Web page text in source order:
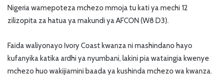
Nigeria wamepoteza mchezo mmoja tu kati ya mechi 12
zilizopita za hatua ya makundi ya AFCON (W8 D3).
Faida waliyonayo Ivory Coast kwanza ni mashindano hayo
kufanyika katika ardhi ya nyumbani, lakini pia wataingia kwenye
mchezo huo wakijiamini baada ya kushinda mchezo wa kwanza.